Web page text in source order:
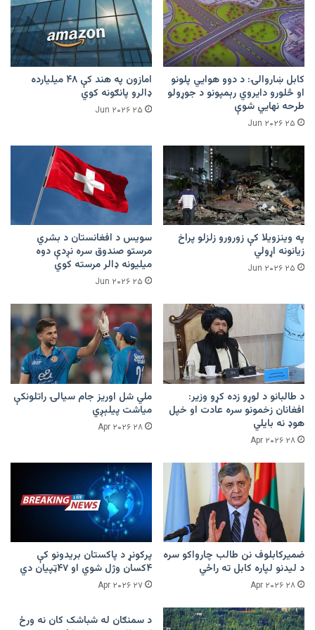
کابل ښاروالۍ: د دوو هوايي پلونو
او څلورو دایروي رېمپونو د جوړولو
طرحه نهایي شوې
۲۵ Jun ۲۰۲۶
امازون په هند کې ۴۸ میلیارده
ډالرو پانګونه کوي
۲۵ Jun ۲۰۲۶
په وینزویلا کې زورورو زلزلو پراخ
زیانونه اړولي
۲۵ Jun ۲۰۲۶
سویس د افغانستان د بشري
مرستو صندوق سره نږدې دوه
میلیونه ډالر مرسته کوي
۲۵ Jun ۲۰۲۶
د طالبانو د لوړو زده کړو وزیر:
افغانان زخمونو سره عادت او خپل
هوډ نه بایلي
۲۸ Apr ۲۰۲۶
ملي شل اوریز جام سیالۍ راتلونکې
میاشت پیلېږي
۲۸ Apr ۲۰۲۶
ضمیرکابلوف نن طالب چارواکو سره
د لیدنو لپاره کابل ته راځي
۲۸ Apr ۲۰۲۶
پرکونړ د پاکستان بریدونو کې
۴کسان وژل شوي او ۴۷ټپیان دي
۲۷ Apr ۲۰۲۶
د سمنګان له شباشک کان نه ورځ